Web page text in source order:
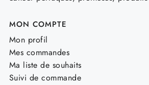
MON COMPTE
Mon profil
Mes commandes
Ma liste de souhaits
Suivi de commande